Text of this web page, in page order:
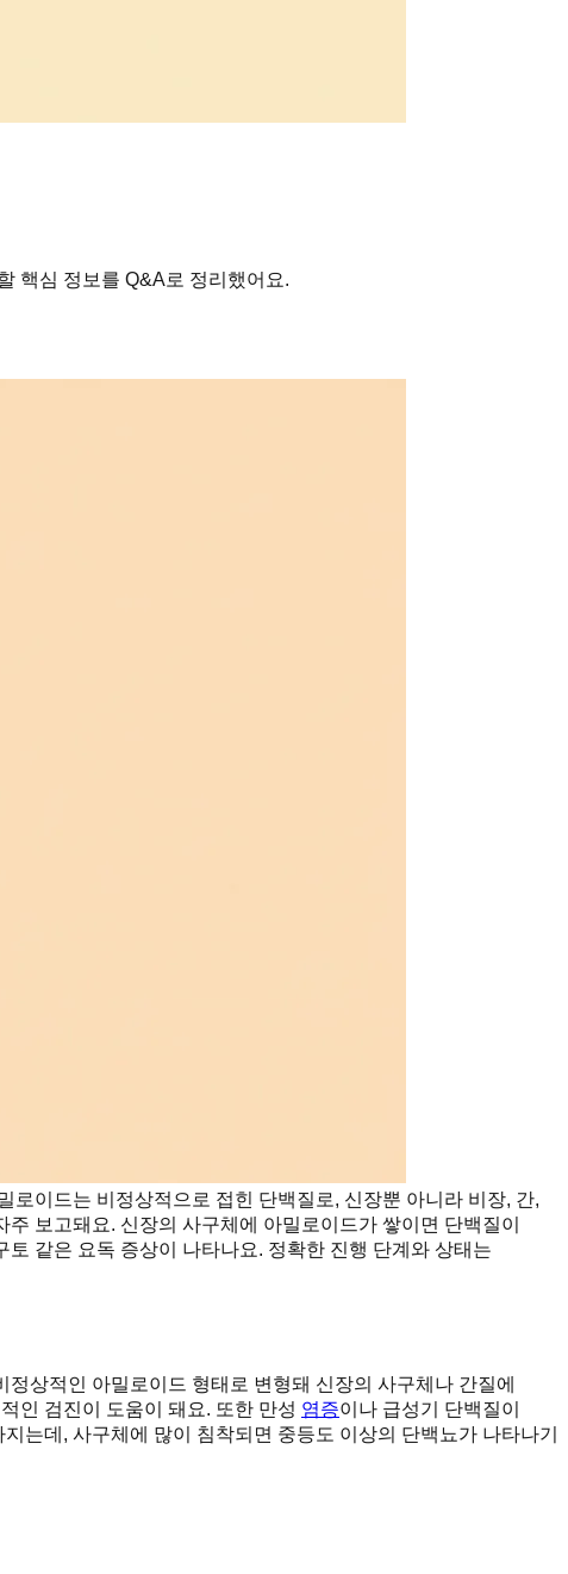
핵심 정보를 Q&A로 정리했어요.
이드는 비정상적으로 접힌 단백질로, 신장뿐 아니라 비장, 간,
보고돼요. 신장의 사구체에 아밀로이드가 쌓이면 단백질이
같은 요독 증상이 나타나요. 정확한 진행 단계와 상태는
상적인 아밀로이드 형태로 변형돼 신장의 사구체나 간질에
인 검진이 도움이 돼요. 또한 만성 염증이나 급성기 단백질이
는데, 사구체에 많이 침착되면 중등도 이상의 단백뇨가 나타나기